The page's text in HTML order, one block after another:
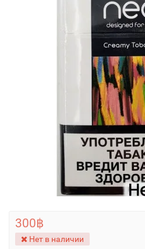
300฿
Нет в наличии